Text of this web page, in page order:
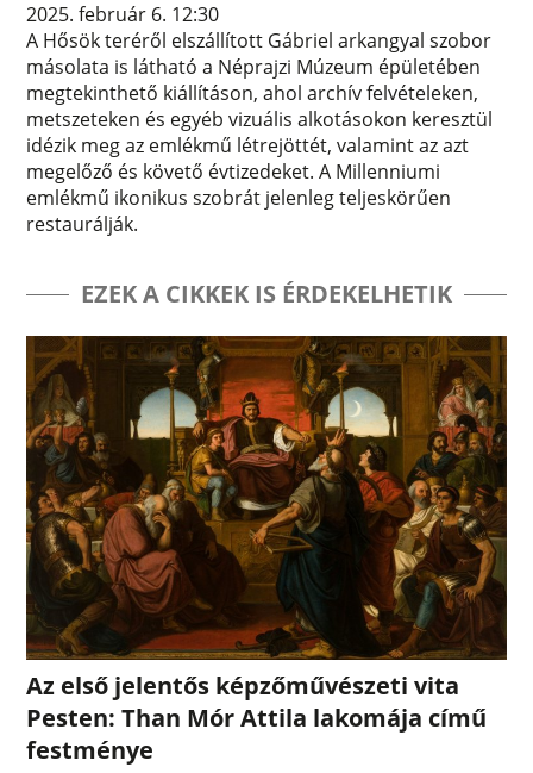
2025. február 6. 12:30
A Hősök teréről elszállított Gábriel arkangyal szobor
másolata is látható a Néprajzi Múzeum épületében
megtekinthető kiállításon, ahol archív felvételeken,
metszeteken és egyéb vizuális alkotásokon keresztül
idézik meg az emlékmű létrejöttét, valamint az azt
megelőző és követő évtizedeket. A Millenniumi
emlékmű ikonikus szobrát jelenleg teljeskörűen
restaurálják.
EZEK A CIKKEK IS ÉRDEKELHETIK
Az első jelentős képzőművészeti vita
Pesten: Than Mór Attila lakomája című
festménye